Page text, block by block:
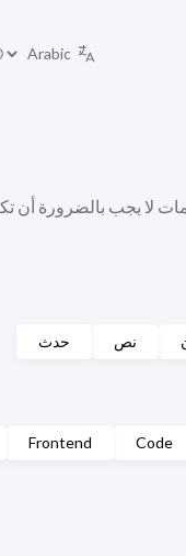
لا يجب بالضرورة أن
نص حدث
Code
Frontend